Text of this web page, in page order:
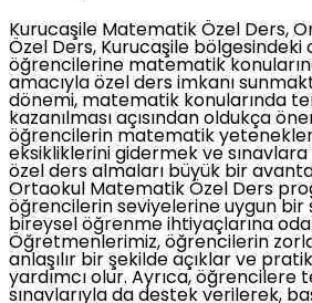
Kurucaşile Matematik Özel Ders,
Özel Ders, Kurucaşile bölgesindeki
öğrencilerine matematik
amacıyla özel ders imkanı
dönemi, matematik konularında
kazanılması açısından oldukça
öğrencilerin matematik
eksikliklerini gidermek ve sınavlara
özel ders almaları büyük bir
Ortaokul Matematik Özel Ders
öğrencilerin seviyelerine uygun bir
bireysel öğrenme ihtiyaçlarına
Öğretmenlerimiz, öğrencilerin
anlaşılır bir şekilde açıklar ve
yardımcı olur. Ayrıca, öğrencilere
sınavlarıyla da destek verilerek,